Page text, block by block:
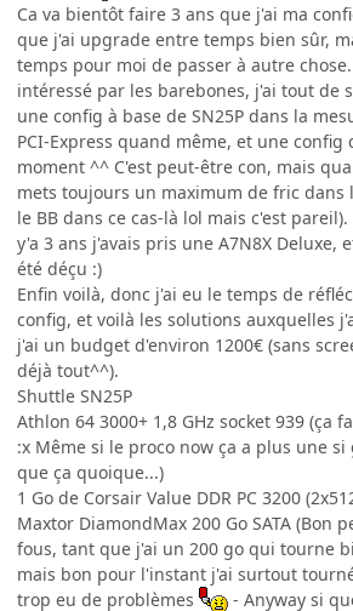
Ca va bientôt faire 3 ans que j'ai ma
que j'ai upgrade entre temps bien sûr,
temps pour moi de passer à autre
intéressé par les barebones, j'ai tout de
une config à base de SN25P dans la
PCI-Express quand même, et une
moment ^^ C'est peut-être con, mais
mets toujours un maximum de fric dans
le BB dans ce cas-là lol mais c'est
y'a 3 ans j'avais pris une A7N8X Deluxe,
été déçu :)
Enfin voilà, donc j'ai eu le temps de
config, et voilà les solutions auxquelles
j'ai un budget d'environ 1200€ (sans
déjà tout^^).
Shuttle SN25P
Athlon 64 3000+ 1,8 GHz socket 939 (ça
:x Même si le proco now ça a plus une
que ça quoique...)
1 Go de Corsair Value DDR PC 3200
Maxtor DiamondMax 200 Go SATA (Bon
fous, tant que j'ai un 200 go qui tourne
mais bon pour l'instant j'ai surtout
trop eu de problèmes
- Anyway si